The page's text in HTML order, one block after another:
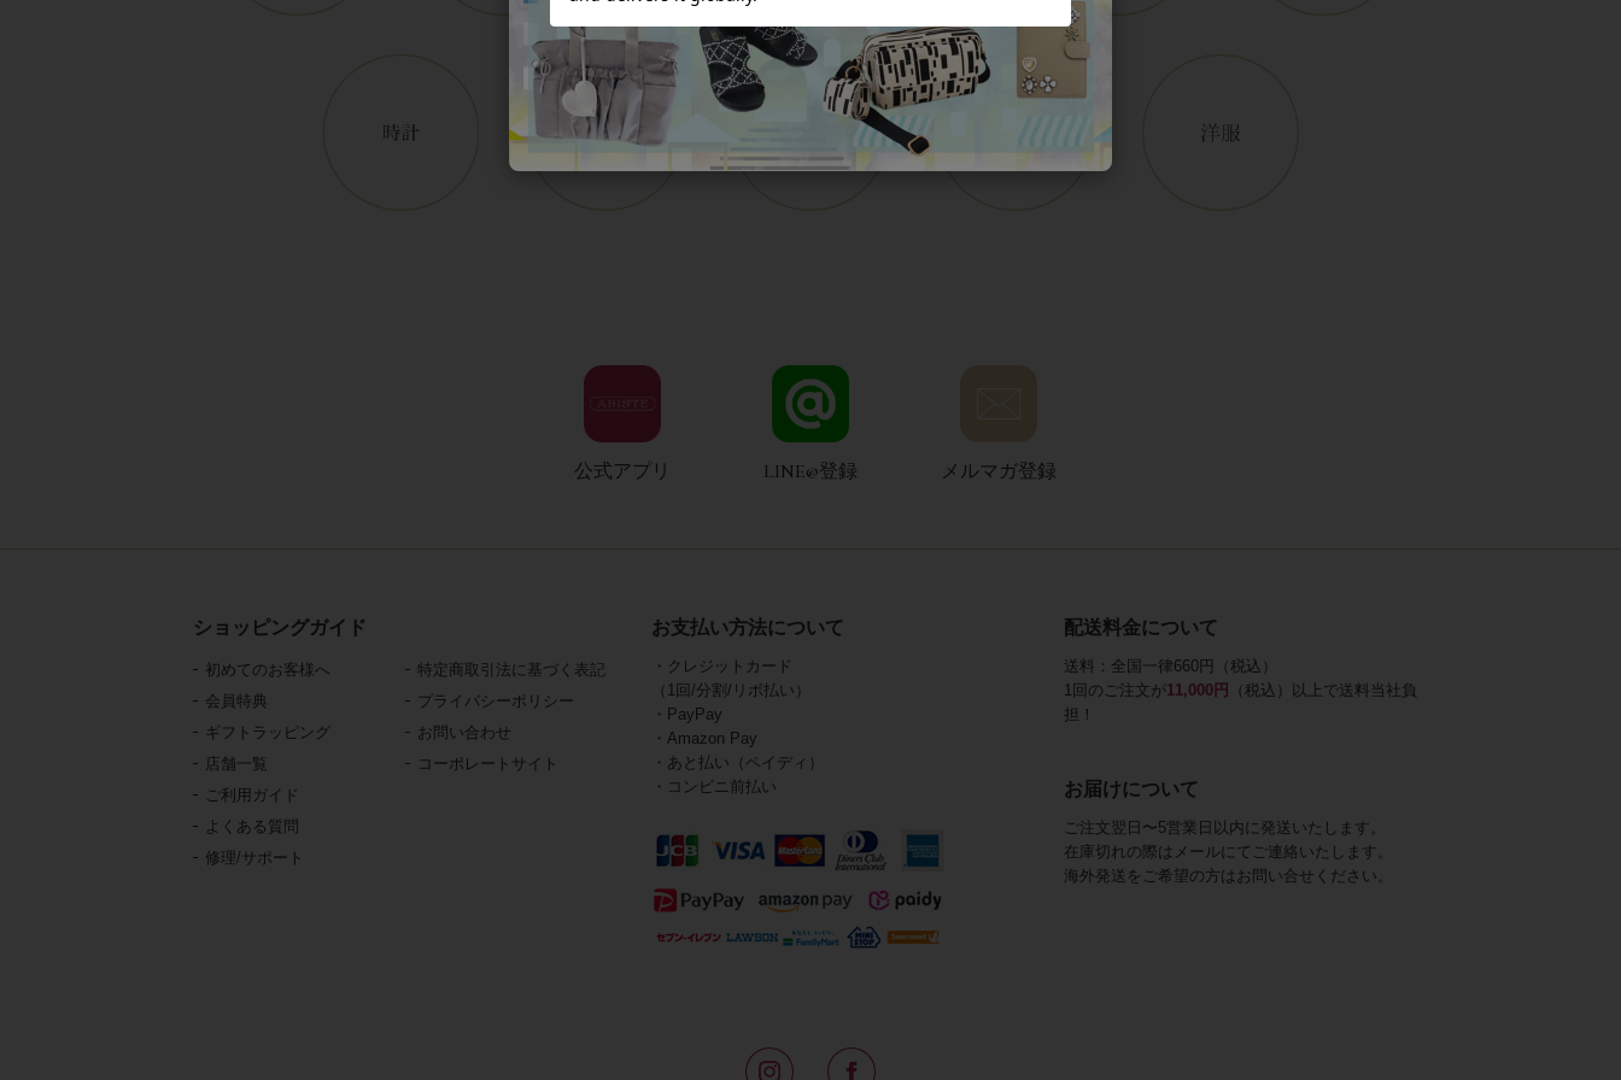
公式アプリ LINE@登録 メルマガ登録
ショッピングガイド
初めてのお客様へ
会員特典
ギフトラッピング
店舗一覧
ご利用ガイド
よくある質問
修理/サポート
特定商取引法に基づく表記
プライバシーポリシー
お問い合わせ
コーポレートサイト
お支払い方法について
・クレジットカード
（1回/分割/リボ払い）
・PayPay
・Amazon Pay
・あと払い（ペイディ）
・コンビニ前払い
配送料金について
送料：全国一律660円（税込）
1回のご注文が11,000円
（税込）以上で送料当社負
担！
お届けについて
ご注文翌日〜5営業日以内に発送いたします。
在庫切れの際はメールにてご連絡いたします。
海外発送をご希望の方はお問い合せください。